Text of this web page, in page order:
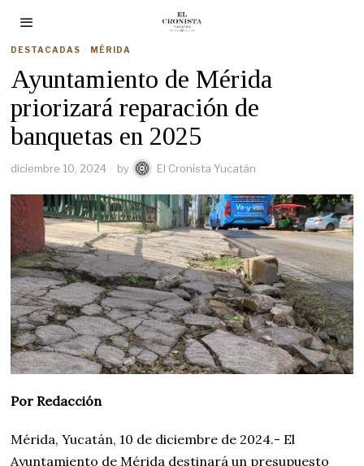
DESTACADAS · MÉRIDA
Ayuntamiento de Mérida
priorizará reparación de
banquetas en 2025
diciembre 10, 2024 by El Cronista Yucatán
Por Redacción
Mérida, Yucatán, 10 de diciembre de 2024.- El
Ayuntamiento de Mérida destinará un presupuesto